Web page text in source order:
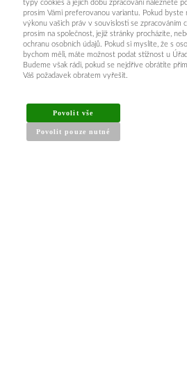
typy cookies a jejich dobu zpracování naleznete
prosím Vámi preferovanou variantu. Pokud byste
výkonu vašich práv v souvislosti se zpracováním
prosím na společnost, jejíž stránky procházíte,
ochranu osobních údajů. Pokud si myslíte, že s
bychom měli, máte možnost podat stížnost u
Budeme však rádi, pokud se nejdříve obrátíte
Váš požadavek obratem vyřešit.
Povolit vše
Povolit pouze nutné